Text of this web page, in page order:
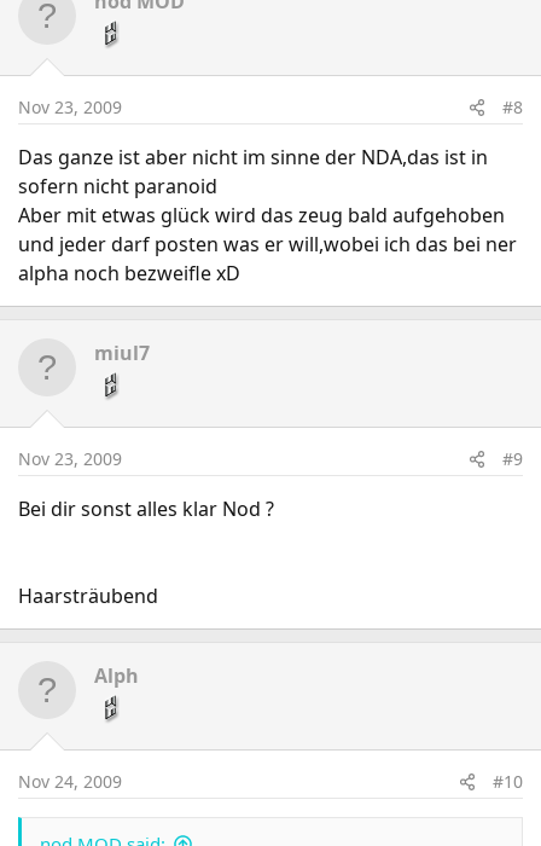
Nov 23, 2009 #8
Das ganze ist aber nicht im sinne der NDA,das ist in
sofern nicht paranoid
Aber mit etwas glück wird das zeug bald aufgehoben
und jeder darf posten was er will,wobei ich das bei ner
alpha noch bezweifle xD
miul7
Nov 23, 2009 #9
Bei dir sonst alles klar Nod ?
Haarsträubend
Alph
Nov 24, 2009 #10